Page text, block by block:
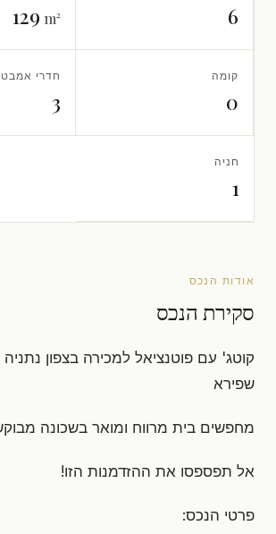
6
129 m²
קומה
0
חדרי
3
חניה
1
אודות הנכס
סקירת הנכס
קוטג' עם פוטנציאל למכירה בצפון
שפירא
מחפשים בית מרווח ומואר בשכונה
אל תפספסו את ההזדמנות הזו!
פרטי הנכס: